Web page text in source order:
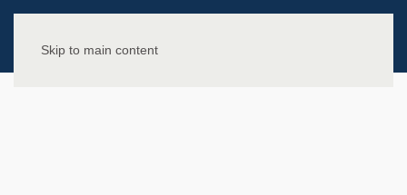
Skip to main content